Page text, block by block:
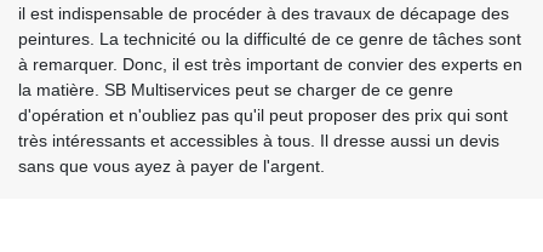
il est indispensable de procéder à des travaux de décapage des
peintures. La technicité ou la difficulté de ce genre de tâches sont
à remarquer. Donc, il est très important de convier des experts en
la matière. SB Multiservices peut se charger de ce genre
d'opération et n'oubliez pas qu'il peut proposer des prix qui sont
très intéressants et accessibles à tous. Il dresse aussi un devis
sans que vous ayez à payer de l'argent.